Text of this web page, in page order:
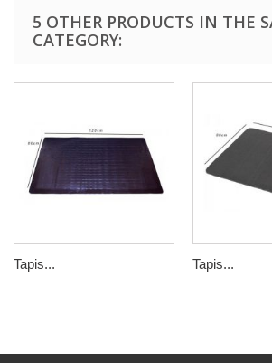
5 OTHER PRODUCTS IN THE
CATEGORY:
Tapis... Tapis...